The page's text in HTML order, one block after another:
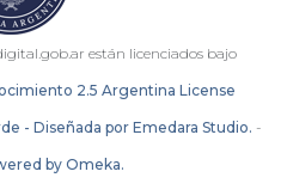
están licenciados bajo
2.5 Argentina License
- Diseñada por Emedara Studio. -
by Omeka.